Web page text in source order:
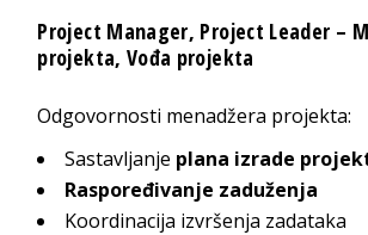
Project Manager, Project Leader –
projekta, Vođa projekta
Odgovornosti menadžera projekta:
Sastavljanje plana izrade
Raspoređivanje zaduženja
Koordinacija izvršenja zadataka